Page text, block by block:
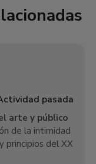
pasada
arte y público
de la intimidad
principios del XX